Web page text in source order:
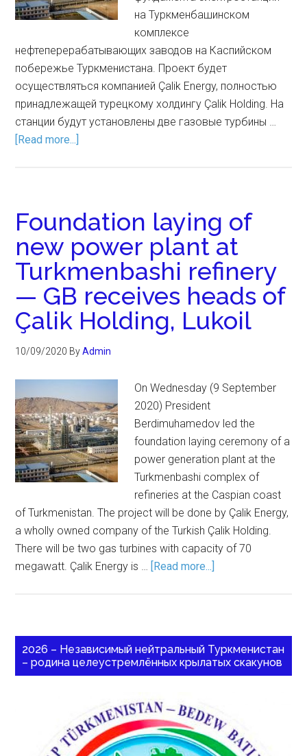
на Туркменбашинском
комплексе
нефтеперерабатывающих заводов на Каспийском
побережье Туркменистана. Проект будет
осуществляться компанией Çalik Energy, полностью
принадлежащей турецкому холдингу Çalik Holding. На
станции будут установлены две газовые турбины …
[Read more...]
Foundation laying of
new power plant at
Turkmenbashi refinery
— GB receives heads of
Çalik Holding, Lukoil
10/09/2020 ByAdmin
On Wednesday (9 September
2020) President
Berdimuhamedov led the
foundation laying ceremony of a
power generation plant at the
Turkmenbashi complex of
refineries at the Caspian coast
of Turkmenistan. The project will be done by Çalik Energy,
a wholly owned company of the Turkish Çalik Holding.
There will be two gas turbines with capacity of 70
megawatt. Çalik Energy is … [Read more...]
2026 – Независимый нейтральный Туркменистан
– родина целеустремлённых крылатых скакунов